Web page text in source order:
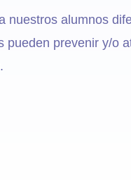
nuestros alumnos
pueden prevenir y/o